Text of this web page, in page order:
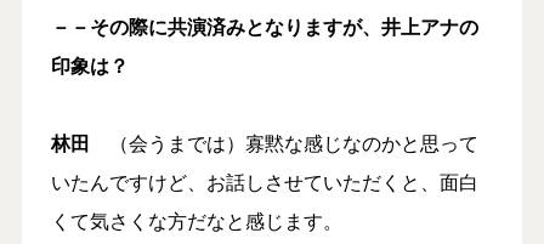
－－その際に共演済みとなりますが、井上アナの
印象は？
林田 （会うまでは）寡黙な感じなのかと思って
いたんですけど、お話しさせていただくと、面白
くて気さくな方だなと感じます。